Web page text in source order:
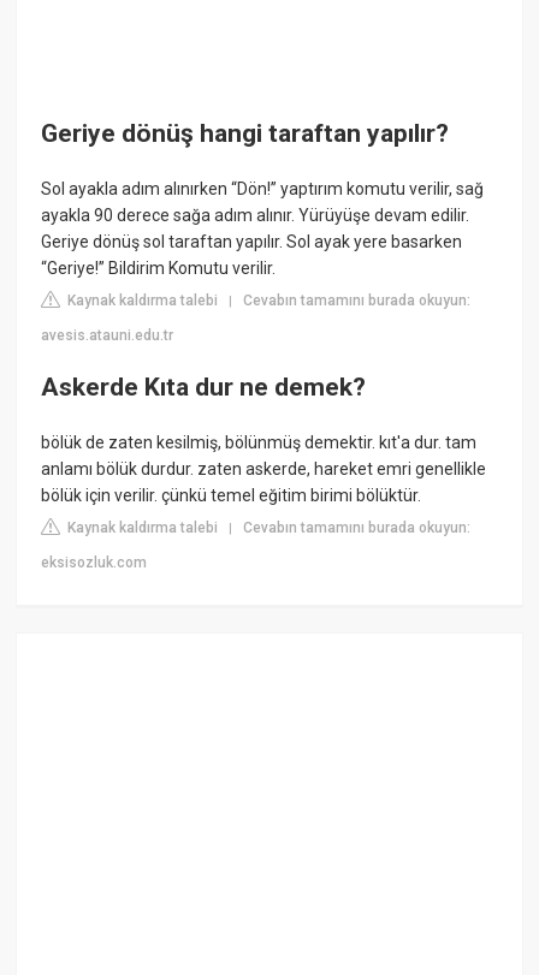
Geriye dönüş hangi taraftan yapılır?
Sol ayakla adım alınırken “Dön!” yaptırım komutu verilir, sağ
ayakla 90 derece sağa adım alınır. Yürüyüşe devam edilir.
Geriye dönüş sol taraftan yapılır. Sol ayak yere basarken
“Geriye!” Bildirim Komutu verilir.
Kaynak kaldırma talebi |Cevabın tamamını burada okuyun:
avesis.atauni.edu.tr
Askerde Kıta dur ne demek?
bölük de zaten kesilmiş, bölünmüş demektir. kıt'a dur. tam
anlamı bölük durdur. zaten askerde, hareket emri genellikle
bölük için verilir. çünkü temel eğitim birimi bölüktür.
Kaynak kaldırma talebi |Cevabın tamamını burada okuyun:
eksisozluk.com